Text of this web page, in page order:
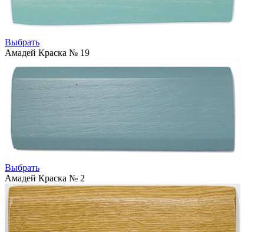
Выбрать
Амадей Краска № 19
Выбрать
Амадей Краска № 2